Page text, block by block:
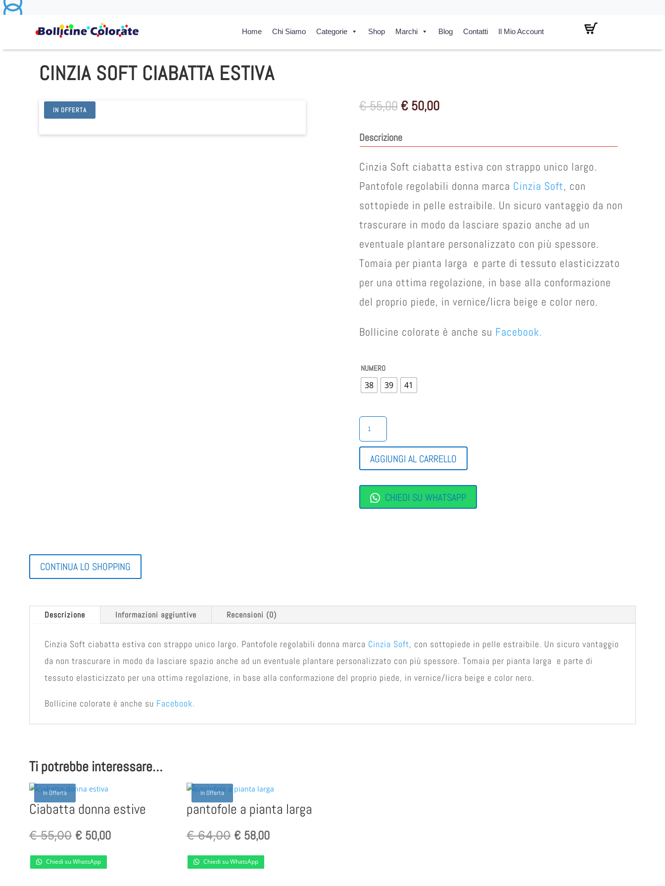
Home Chi Siamo Categorie Shop Marchi Blog Contatti Il Mio Account
CINZIA SOFT CIABATTA ESTIVA
IN OFFERTA €55,00 Il
prezzo
era:
€ 55,00.
€50,00Il
€ 50,00.
Descrizione
Cinzia Soft ciabatta estiva con strappo unico largo.
Pantofole regolabili donna marca Cinzia Soft, con
sottopiede in pelle estraibile. Un sicuro vantaggio da non
trascurare in modo da lasciare spazio anche ad un
eventuale plantare personalizzato con più spessore.
Tomaia per pianta larga e parte di tessuto elasticizzato
per una ottima regolazione, in base alla conformazione
del proprio piede, in vernice/licra beige e color nero.
Bollicine colorate è anche su Facebook.
NUMERO
38 39 41
CINZIA
SOFT
CIABATTA
QUANTITÀ
AGGIUNGI AL CARRELLO
CHIEDI SU WHATSAPP
CONTINUA LO SHOPPING
Descrizione Informazioni aggiuntive Recensioni (0)
Cinzia Soft ciabatta estiva con strappo unico largo. Pantofole regolabili donna marca Cinzia Soft, con sottopiede in pelle estraibile. Un sicuro vantaggio
da non trascurare in modo da lasciare spazio anche ad un eventuale plantare personalizzato con più spessore. Tomaia per pianta larga e parte di
tessuto elasticizzato per una ottima regolazione, in base alla conformazione del proprio piede, in vernice/licra beige e color nero.
Bollicine colorate è anche su Facebook.
Ti potrebbe interessare…
In Offerta
Ciabatta donna estive
€55,00 Il
prezzo
€ 50,00Il
Chiedi su WhatsApp
In Offerta
pantofole a pianta larga
€64,00 Il
prezzo
€ 58,00Il
Chiedi su WhatsApp